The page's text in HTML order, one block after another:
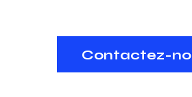
Contactez-